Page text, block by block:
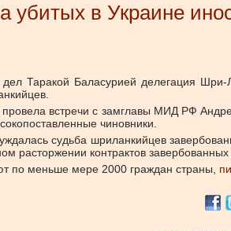
убитых в Украине
Таракой Баласурией делегация
встречи с замглавы МИД РФ
чиновники.
судьба шриланкийцев
расторжении контрактов
по меньше мере 2000 граждан страны,